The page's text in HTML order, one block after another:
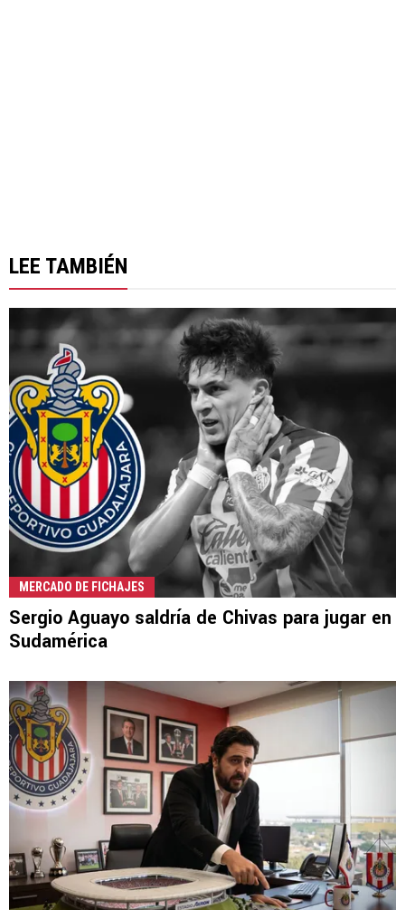
LEE TAMBIÉN
MERCADO DE FICHAJES
Sergio Aguayo saldría de Chivas para jugar en
Sudamérica